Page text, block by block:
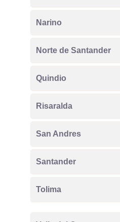
Narino
Norte de Santander
Quindio
Risaralda
San Andres
Santander
Tolima